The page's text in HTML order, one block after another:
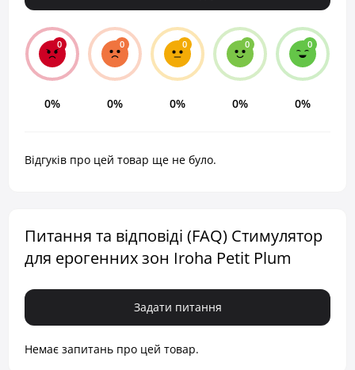
0
0%
0
0%
0
0%
0
0%
0
0%
Відгуків про цей товар ще не було.
Питання та відповіді (FAQ) Стимулятор
для ерогенних зон Iroha Petit Plum
Задати питання
Немає запитань про цей товар.